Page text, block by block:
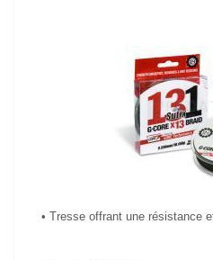
VOIR LE
• Tresse offrant une résistance